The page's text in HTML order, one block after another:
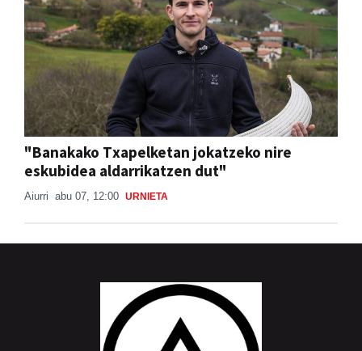
"Banakako Txapelketan jokatzeko nire
eskubidea aldarrikatzen dut"
Aiurri abu 07, 12:00 URNIETA